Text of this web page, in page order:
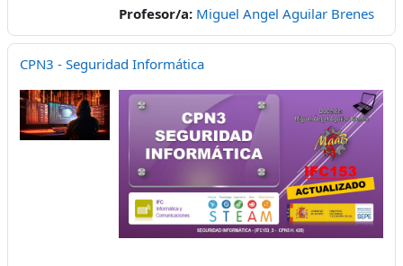
Profesor/a: Miguel Angel Aguilar Brenes
CPN3 - Seguridad Informática